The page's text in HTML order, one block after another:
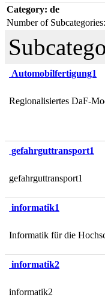
Category: de
Number of
Automobilfertigung1
Regionalisiertes DaF-
gefahrguttransport1
gefahrguttransport1
informatik1
Informatik für die
informatik2
informatik2